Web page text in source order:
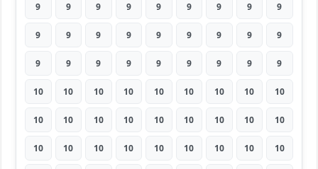
9 9 9 9 9 9 9 9 9
9 9 9 9 9 9 9 9 9
9 9 9 9 9 9 9 9 9
10 10 10 10 10 10 10 10 10
10 10 10 10 10 10 10 10 10
10 10 10 10 10 10 10 10 10